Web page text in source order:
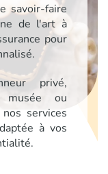
savoir-faire
de l'art à
pour
privé,
musée ou
services
à vos